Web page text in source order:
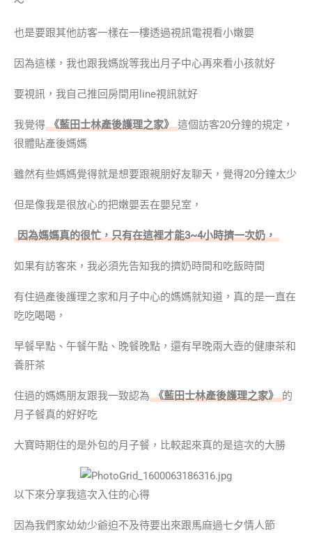
也是要跟其他訪客一樣在一樓透過視訊電視看小嫩嬰
因為這樣，我也跟我媽說等我出月子中心再來看小孩就好
要視訊，我自己推回房間用line視訊就好
我覺得 《藍田士林產後護理之家》 這個訪客20分鐘的規定，
很體貼產後媽媽
雖然有些媽媽覺得就是想要跟親朋好友聊天，覺得20分鐘太少
但是像我是很放心的把嫩嬰丟在嬰兒室，
因為媽媽真的很忙，只有在這裡才能3~4小時擠一次奶，
如果有訪客來，我必須先告知我的擠奶時間和吃飯時間
有住過產後護理之家和月子中心的媽媽就知道，真的是一直在
吃吃喝喝，
早餐早點、午餐午點、晚餐晚點，還有早晚兩大壺的健康茶和
養肝茶
住過的媽媽朋友跟我一致認為 《藍田士林產後護理之家》 的
月子餐真的好好吃
大寶時期住的是外包的月子餐，比較起來真的是這次的大勝
以下來分享我這次入住的心得
因為我們家幼幼少爺迫不及待要出來跟馬麻過七夕情人節